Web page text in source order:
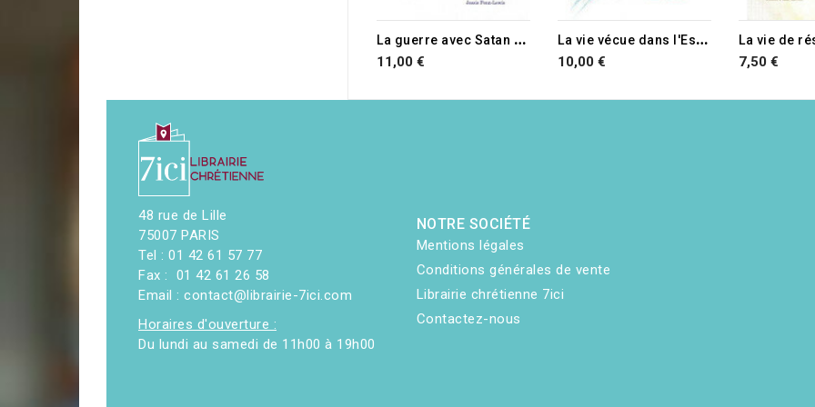
L
a guerre avec Satan et le chemin de la victoire
11,00 €
L
a vie vécue dans l'Esprit
10,00 €
La vie de
7,50 €
48 rue de Lille
75007 PARIS
Tel : 01 42 61 57 77
Fax : 01 42 61 26 58
Email : contact@librairie-7ici.com
Horaires d'ouverture :
Du lundi au samedi de 11h00 à 19h00
NOTRE SOCIÉTÉ
Mentions légales
Conditions générales de vente
Librairie chrétienne 7ici
Contactez-nous